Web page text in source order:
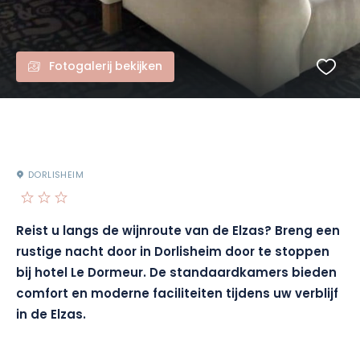
Fotogalerij bekijken
DORLISHEIM
Reist u langs de wijnroute van de Elzas? Breng een
rustige nacht door in Dorlisheim door te stoppen
bij hotel Le Dormeur. De standaardkamers bieden
comfort en moderne faciliteiten tijdens uw verblijf
in de Elzas.